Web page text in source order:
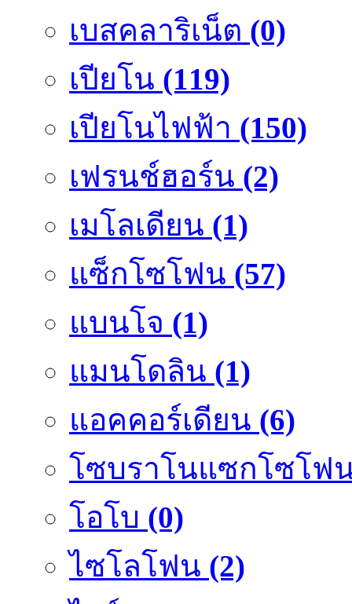
เบสคลาริเน็ต (0)
เปียโน (119)
เปียโนไฟฟ้า (150)
เฟรนช์ฮอร์น (2)
เมโลเดียน (1)
แซ็กโซโฟน (57)
แบนโจ (1)
แมนโดลิน (1)
แอคคอร์เดียน (6)
โซบราโนแซกโซโฟ
โอโบ (0)
ไซโลโฟน (2)